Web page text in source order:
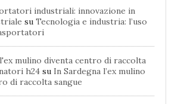
industriali: innovazione in
su Tecnologia e industria: l’uso
mulino diventa centro di raccolta
h24 su In Sardegna l’ex mulino
di raccolta sangue